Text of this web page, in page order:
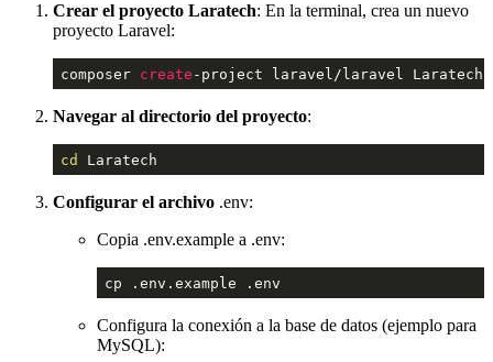
Crear el proyecto Laratech: En la terminal, crea un nuevo
proyecto Laravel:
composer create -project laravel/laravel Laratech
Navegar al directorio del proyecto:
cd Laratech
Configurar el archivo .env:
Copia .env.example a .env:
cp .env.example .env
Configura la conexión a la base de datos (ejemplo para
MySQL):